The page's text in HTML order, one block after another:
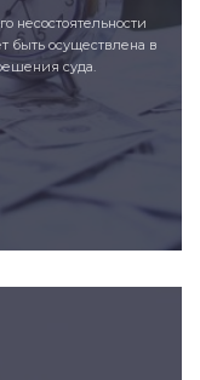
несостоятельности
быть осуществлена в
суда.